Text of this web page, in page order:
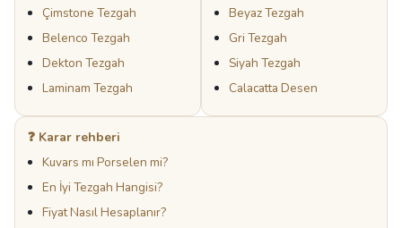
Çimstone Tezgah
Belenco Tezgah
Dekton Tezgah
Laminam Tezgah
Beyaz Tezgah
Gri Tezgah
Siyah Tezgah
Calacatta Desen
❓ Karar rehberi
Kuvars mı Porselen mi?
En İyi Tezgah Hangisi?
Fiyat Nasıl Hesaplanır?